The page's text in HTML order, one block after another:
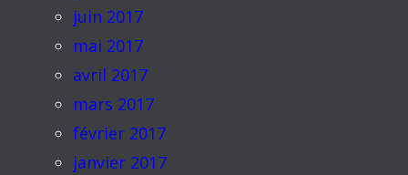
juin 2017
mai 2017
avril 2017
mars 2017
février 2017
janvier 2017